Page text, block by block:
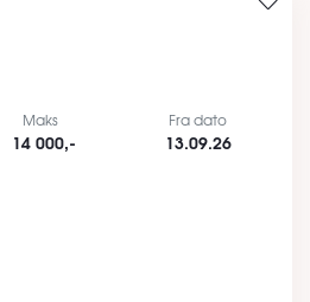
Maks
14 000,-
Fra dato
13.09.26